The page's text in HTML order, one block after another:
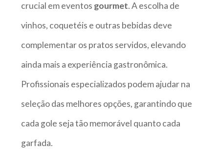
crucial em eventos gourmet. A escolha de
vinhos, coquetéis e outras bebidas deve
complementar os pratos servidos, elevando
ainda mais a experiência gastronômica.
Profissionais especializados podem ajudar na
seleção das melhores opções, garantindo que
cada gole seja tão memorável quanto cada
garfada.